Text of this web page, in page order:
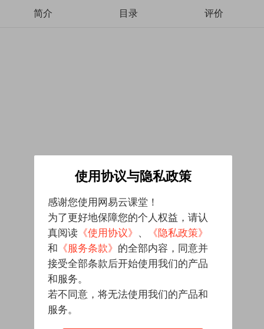
简介 目录 评价
使用协议与隐私政策
感谢您使用网易云课堂！
为了更好地保障您的个人权益，请认
真阅读 《使用协议》 、
《隐私政策》
和 《服务条款》 的全部内容，同意并
接受全部条款后开始使用我们的产品
和服务。
若不同意，将无法使用我们的产品和
服务。